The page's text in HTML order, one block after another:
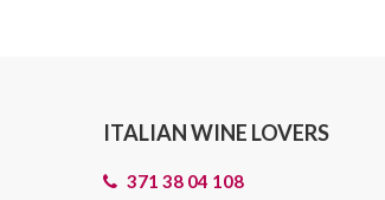
ITALIAN WINE LOVERS
371 38 04 108